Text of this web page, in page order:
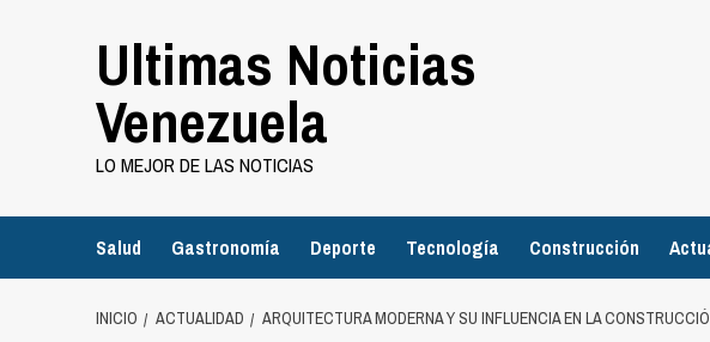
Ultimas Noticias
Venezuela
LO MEJOR DE LAS NOTICIAS
Salud Gastronomía Deporte Tecnología Construcción
INICIO ACTUALIDAD ARQUITECTURA MODERNA Y SU INFLUENCIA EN LA